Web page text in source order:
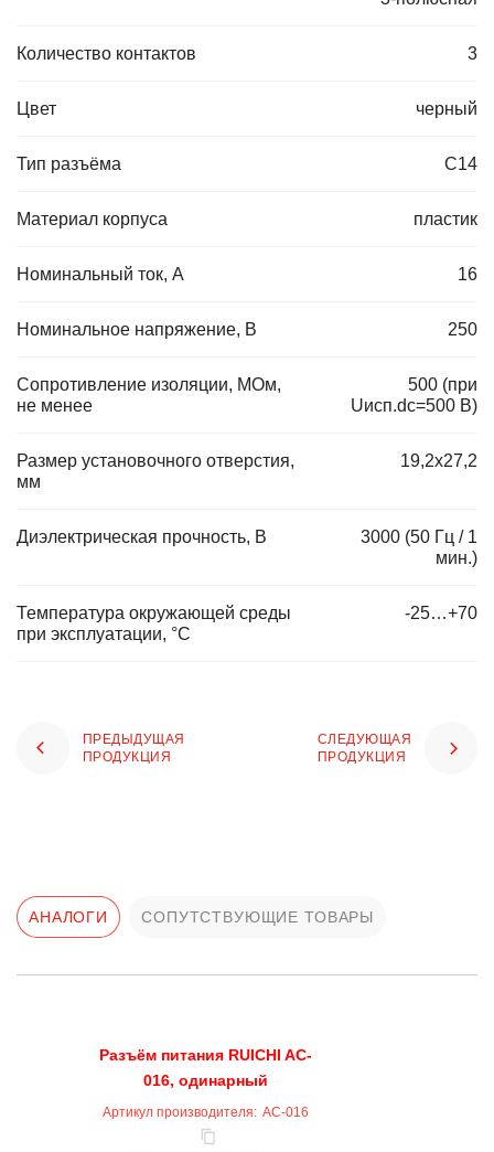
Количество контактов 3
Цвет черный
Тип разъёма C14
Материал корпуса пластик
Номинальный ток, А 16
Номинальное напряжение, В 250
Сопротивление изоляции, МОм,
не менее
500 (при
Uисп.dc=500 В)
Размер установочного отверстия,
мм
19,2х27,2
Диэлектрическая прочность, В
3000 (50 Гц / 1
мин.)
Температура окружающей среды
при эксплуатации, °C
-25…+70
ПРЕДЫДУЩАЯ
ПРОДУКЦИЯ
СЛЕДУЮЩАЯ
ПРОДУКЦИЯ
АНАЛОГИ СОПУТСТВУЮЩИЕ ТОВАРЫ
Разъём питания RUICHI AC-
016, одинарный
Артикул производителя: AC-016